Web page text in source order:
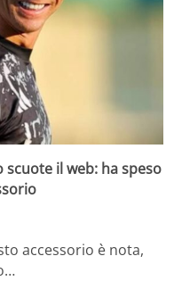
scuote il web: ha speso
accessorio è nota,